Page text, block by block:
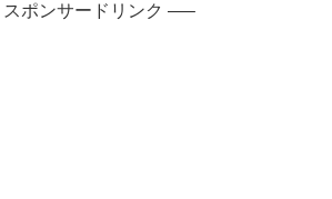
ポンサードリンク —–